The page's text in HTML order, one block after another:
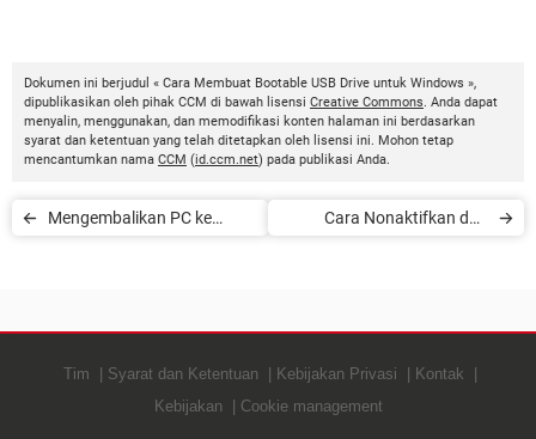
Dokumen ini berjudul « Cara Membuat Bootable USB Drive untuk Windows »,
dipublikasikan oleh pihak CCM di bawah lisensi Creative Commons. Anda dapat
menyalin, menggunakan, dan memodifikasi konten halaman ini berdasarkan
syarat dan ketentuan yang telah ditetapkan oleh lisensi ini. Mohon tetap
mencantumkan nama CCM (id.ccm.net) pada publikasi Anda.
Mengembalikan PC ke
Cara Nonaktifkan dan
Tim Syarat dan Ketentuan Kebijakan Privasi
Kontak
Kebijakan
Cookie management